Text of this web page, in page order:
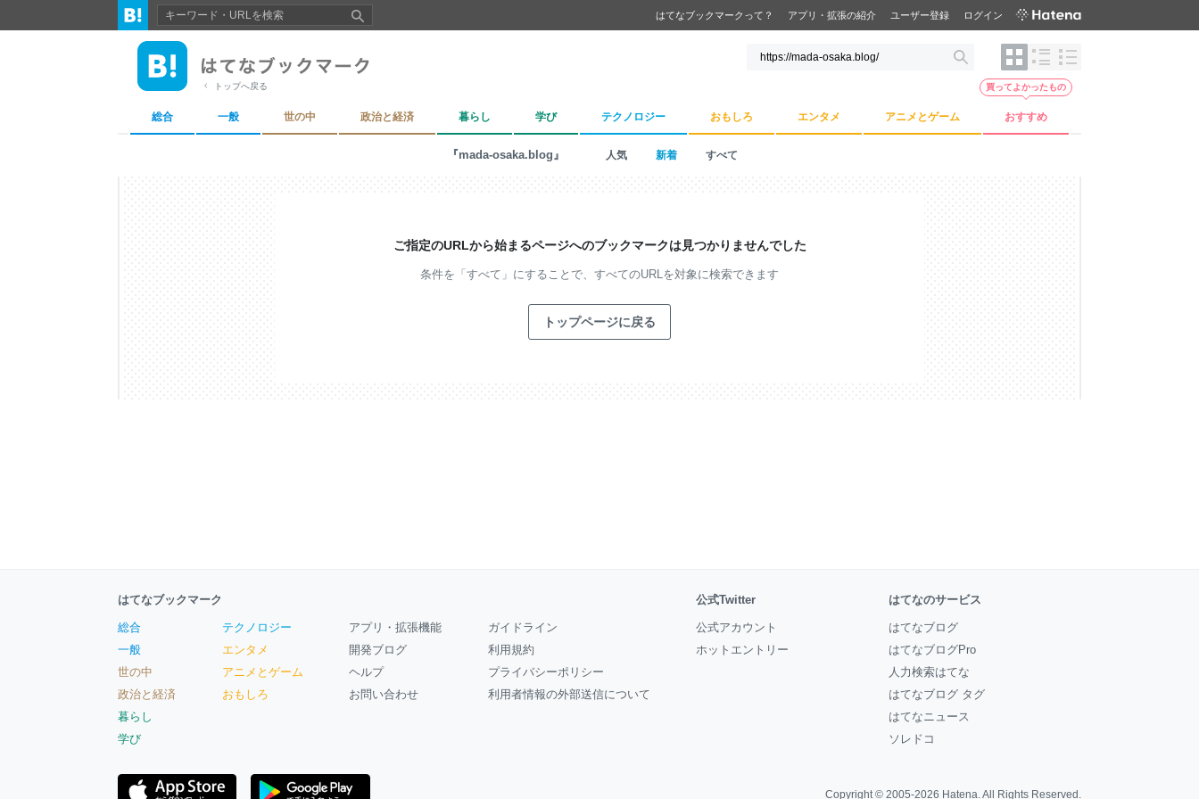
はてなブックマークって？ アプリ・拡張の紹介 ユーザー登録 ログイン
トップへ戻る
総合 一般 世の中 政治と経済 暮らし 学び テクノロジー おもしろ エンタメ アニメとゲーム おすすめ
買ってよかったもの
『mada-osaka.blog』 人気 新着 すべて
ご指定のURLから始まるページへのブックマークは見つかりませんでした
条件を「すべて」にすることで、 すべてのURLを対象に検索できます
トップページに戻る
はてなブックマーク
総合
一般
世の中
政治と経済
暮らし
学び
テクノロジー
エンタメ
アニメとゲーム
おもしろ
アプリ・拡張機能
開発ブログ
ヘルプ
お問い合わせ
ガイドライン
利用規約
プライバシーポリシー
利用者情報の外部送信について
公式Twitter
公式アカウント
ホットエントリー
はてなのサービス
はてなブログ
はてなブログPro
人力検索はてな
はてなブログ タグ
はてなニュース
ソレドコ
Copyright © 2005-2026 Hatena. All Rights Reserved.